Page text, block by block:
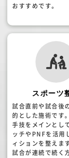
おすすめです。
スポーツ
試合直前や試合後
的とした施術です。
手技をメインとし
ッチやPNFを活用
ィションを整えま
試合が連続で続く